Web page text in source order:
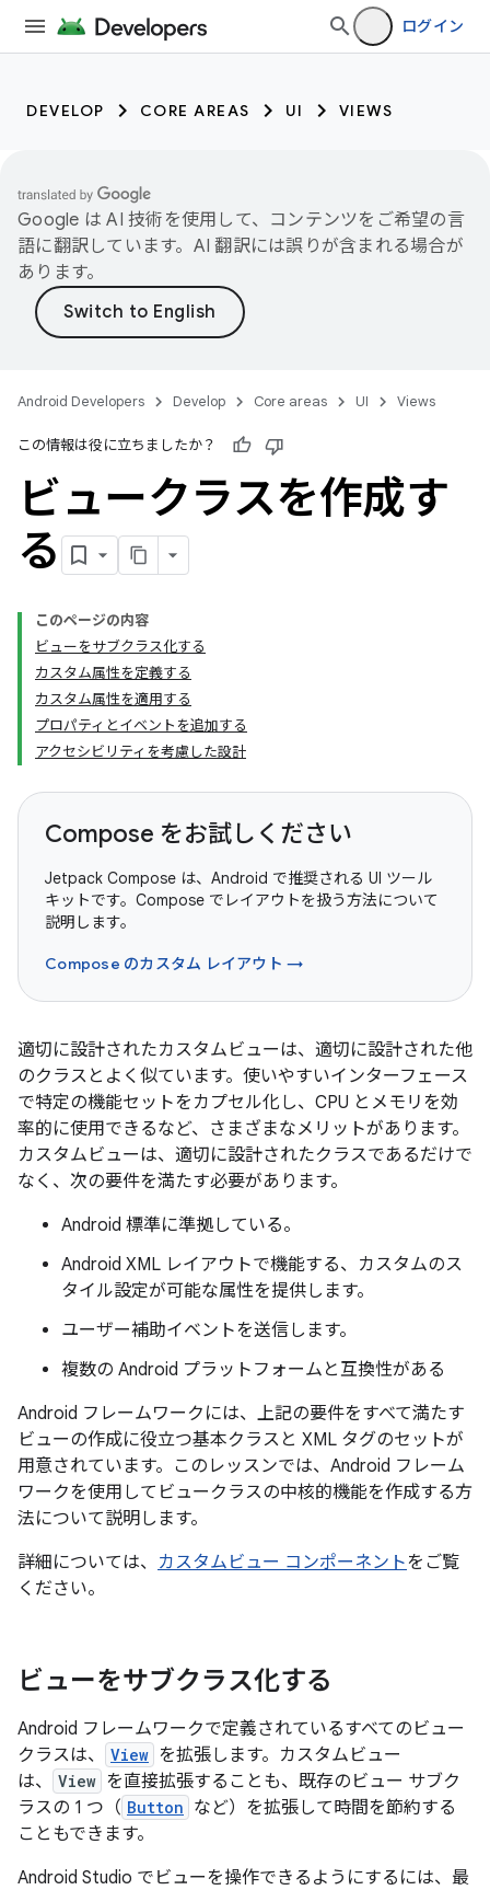
ログイン
DEVELOP CORE AREAS UI VIEWS
Google は AI 技術を使用して、コンテンツをご希望の言
語に翻訳しています。AI 翻訳には誤りが含まれる場合が
あります。
Android Developers Develop Core areas UI Views
この情報は役に立ちましたか？
ビュークラスを作成す
る
このページの内容
ビューをサブクラス化する
カスタム属性を定義する
カスタム属性を適用する
プロパティとイベントを追加する
アクセシビリティを考慮した設計
Compose をお試しください
Jetpack Compose は、Android で推奨される UI ツール
キットです。Compose でレイアウトを扱う方法について
説明します。
Compose のカスタム レイアウト →
適切に設計されたカスタムビューは、適切に設計された他
のクラスとよく似ています。使いやすいインターフェース
で特定の機能セットをカプセル化し、CPU とメモリを効
率的に使用できるなど、さまざまなメリットがあります。
カスタムビューは、適切に設計されたクラスであるだけで
なく、次の要件を満たす必要があります。
Android 標準に準拠している。
Android XML レイアウトで機能する、カスタムのス
タイル設定が可能な属性を提供します。
ユーザー補助イベントを送信します。
複数の Android プラットフォームと互換性がある
Android フレームワークには、上記の要件をすべて満たす
ビューの作成に役立つ基本クラスと XML タグのセットが
用意されています。このレッスンでは、Android フレーム
ワークを使用してビュークラスの中核的機能を作成する方
法について説明します。
詳細については、 カスタムビュー コンポーネントをご覧
ください。
ビューをサブクラス化する
Android フレームワークで定義されているすべてのビュー
クラスは、
View を拡張します。カスタムビュー
は、
View を直接拡張することも、既存のビュー サブク
ラスの 1 つ（ Button など）を拡張して時間を節約する
こともできます。
Android Studio でビューを操作できるようにするには、最